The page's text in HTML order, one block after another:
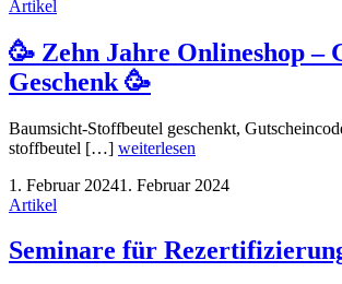
Artikel
🥳 Zehn Jahre Onlineshop –
Geschenk 🥳
Baumsicht-Stoffbeutel geschenkt,
stoffbeutel […] weiterlesen
1. Februar 20241. Februar 2024
Artikel
Seminare für